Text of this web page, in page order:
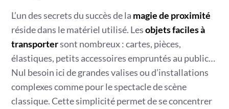
L’un des secrets du succès de la magie de proximité
réside dans le matériel utilisé. Lesobjets faciles à
transportersont nombreux : cartes, pièces,
élastiques, petits accessoires empruntés au public…
Nul besoin ici de grandes valises ou d’installations
complexes comme pour le spectacle de scène
classique. Cette simplicité permet de se concentrer